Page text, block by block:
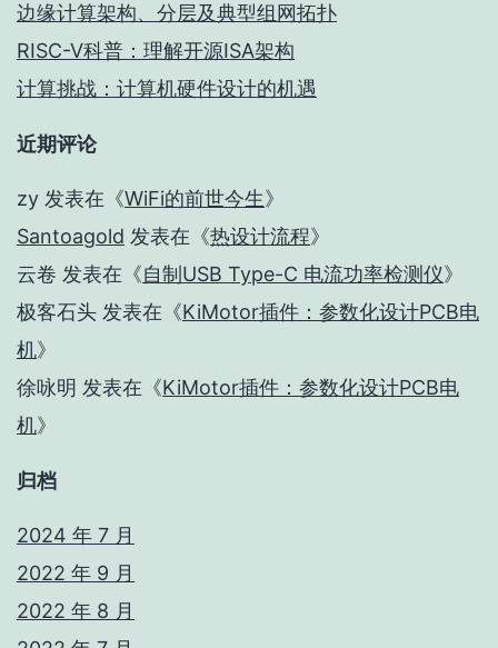
边缘计算架构、分层及典型组网拓扑
RISC-V科普：理解开源ISA架构
计算挑战：计算机硬件设计的机遇
近期评论
zy 发表在《WiFi的前世今生》
Santoagold 发表在《热设计流程》
云卷 发表在《自制USB Type-C 电流功率检测仪》
极客石头 发表在《KiMotor插件：参数化设计PCB电
机》
徐咏明 发表在《KiMotor插件：参数化设计PCB电
机》
归档
2024 年 7 月
2022 年 9 月
2022 年 8 月